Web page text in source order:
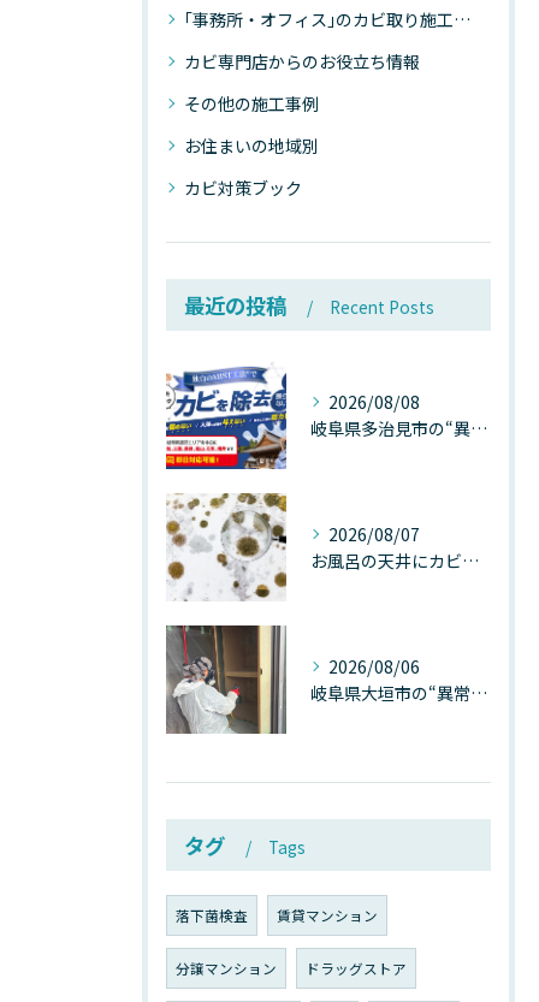
｢事務所・オフィス｣のカビ取り施工事例
カビ専門店からのお役立ち情報
その他の施工事例
お住まいの地域別
カビ対策ブック
最近の投稿 Recent Posts
2026/08/08
岐阜県多治見市の“異常な高温”が建物内部を破壊する──深層カビが急増する危険な温度差の正体
2026/08/07
お風呂の天井にカビが生えたら要注意！2026年8月の猛暑・高湿度で急増する浴室カビの原因と正しい対策
2026/08/06
岐阜県大垣市の“異常に高い気温”が建物内部を腐らせる──深層カビが爆発的に増える本当の理由
タグ Tags
落下菌検査 賃貸マンション
分譲マンション ドラッグストア